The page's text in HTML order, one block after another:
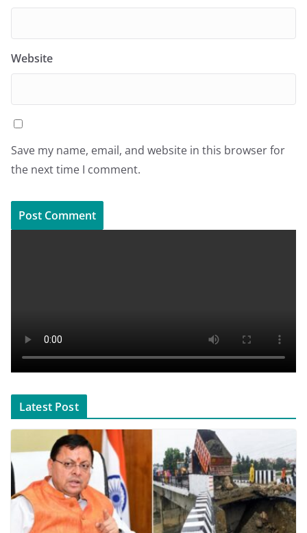
Website
Save my name, email, and website in this browser for
the next time I comment.
Latest Post